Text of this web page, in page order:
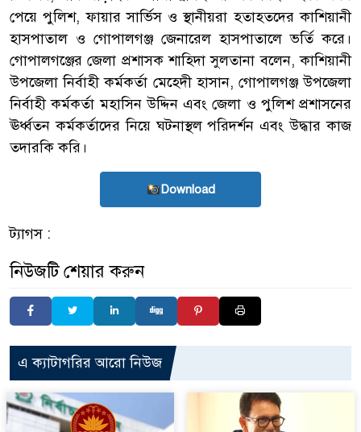
পেয়ে পুলিশ, ফায়ার সার্ভিস ও স্থানীয়রা হতাহতদের কাশিয়ানী
হাসপাতাল ও গোপালগঞ্জ জেনারেল হাসপাতালে ভর্তি করে।
গোপালগঞ্জের জেলা প্রশাসক শাহিদা সুলতানা বলেন, কাশিয়ানী
উপজেলা নির্বাহী কর্মকর্তা মেহেদী হাসান, গোপালগঞ্জ উপজেলা
নির্বাহী কর্মকর্তা মহাসিন উদ্দিন এবং জেলা ও পুলিশ প্রশাসনের
ঊর্ধ্বতন কর্মকর্তাদের নিয়ে ঘটনাস্থল পরিদর্শন এবং উদ্ধার কাজ
তদারকি করি।
Download
ট্যাগস :
নিউজটি শেয়ার করুন
এ ক্যাটাগরির আরো নিউজ